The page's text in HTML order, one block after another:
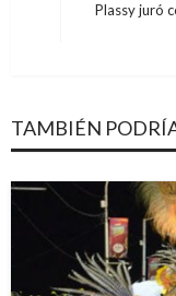
Plassy juró
TAMBIÉN